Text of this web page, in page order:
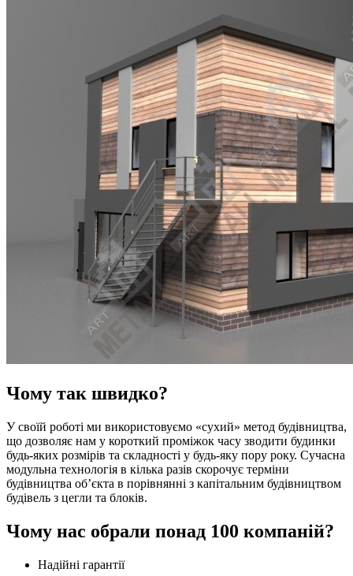
Чому так швидко?
У своїй роботі ми використовуємо «сухий» метод будівництва,
що дозволяє нам у короткий проміжок часу зводити будинки
будь-яких розмірів та складності у будь-яку пору року. Сучасна
модульна технологія в кілька разів скорочує терміни
будівництва об’єкта в порівнянні з капітальним будівництвом
будівель з цегли та блоків.
Чому нас обрали понад 100 компаній?
Надійні гарантії